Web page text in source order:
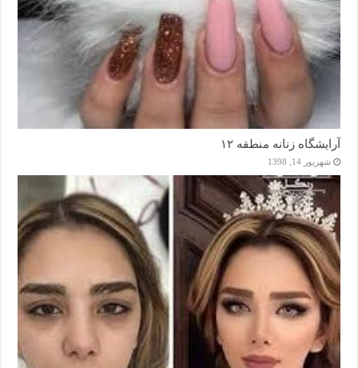
آرایشگاه زنانه منطقه ۱۲
شهریور 14, 1398